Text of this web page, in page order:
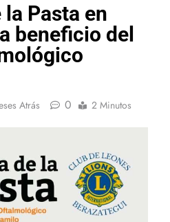
Pasta en
beneficio del
Atrás 0 2 Minutos